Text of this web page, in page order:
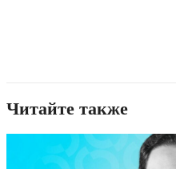
Читайте также